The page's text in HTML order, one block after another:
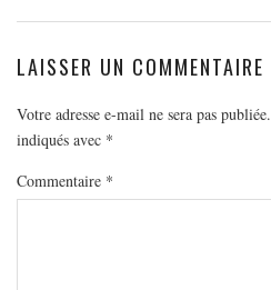
LAISSER UN COMMENTAIRE
Votre adresse e-mail ne sera pas publiée.
indiqués avec *
Commentaire *